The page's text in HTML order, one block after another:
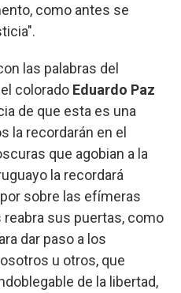
como antes se
las palabras del
colorado Eduardo Paz
de que esta es una
la recordarán en el
que agobian a la
la recordará
sobre las efímeras
sus puertas, como
dar paso a los
u otros, que
de la libertad,